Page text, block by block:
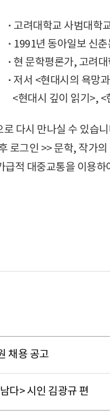
· 고려대학교 사범대학
· 1991년 동아일보 신
· 현 문학평론가, 고려
· 저서 <현대시의 욕망
<현대시 깊이 읽기>,
다시 만나실 수 있습
로그인 >> 문학, 작가의
적 대중교통을 이용하
채용 공고
다> 시인 김광규 편